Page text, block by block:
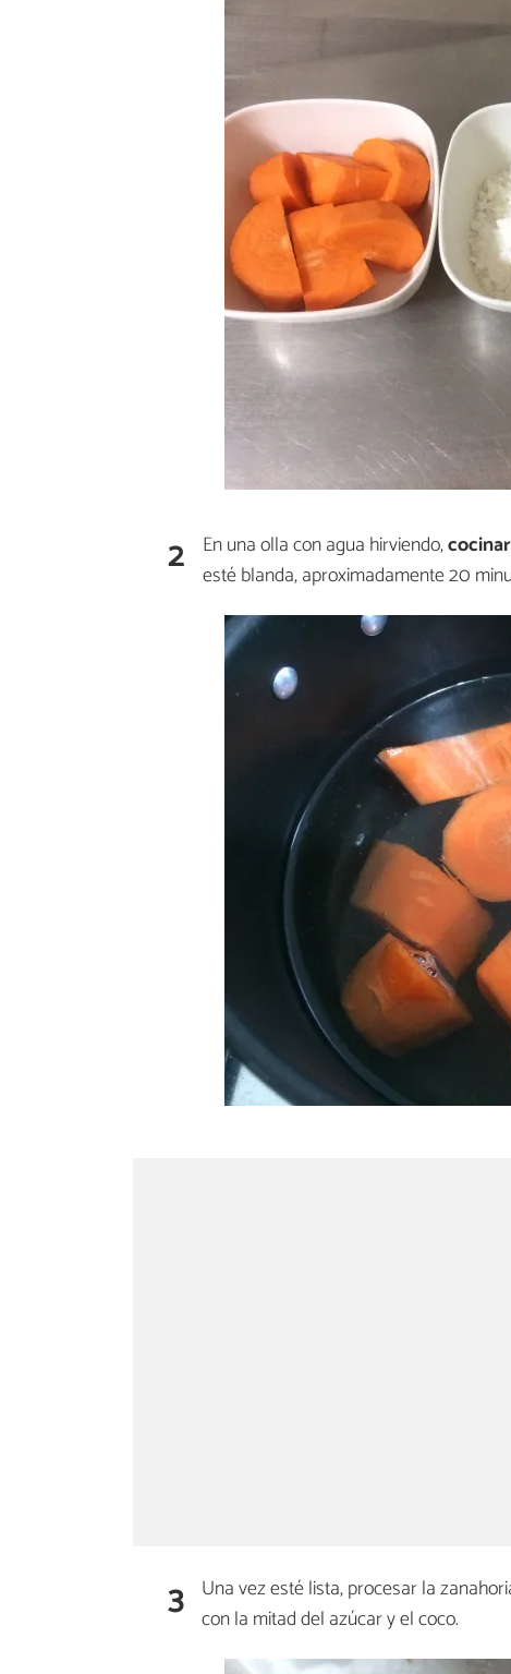
2 En una olla con agua hirviendo,
esté blanda, aproximadamente 20
3 Una vez esté lista, procesar la
con la mitad del azúcar y el coco.